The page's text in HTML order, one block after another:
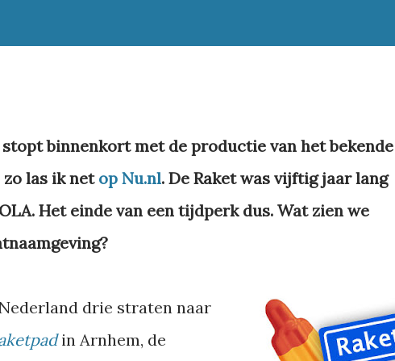
binnenkort met de productie van het bekende
zo las ik net op Nu.nl. De Raket was vijftig jaar lang
Het einde van een tijdperk dus. Wat zien we
drie straten naar
in Arnhem, de